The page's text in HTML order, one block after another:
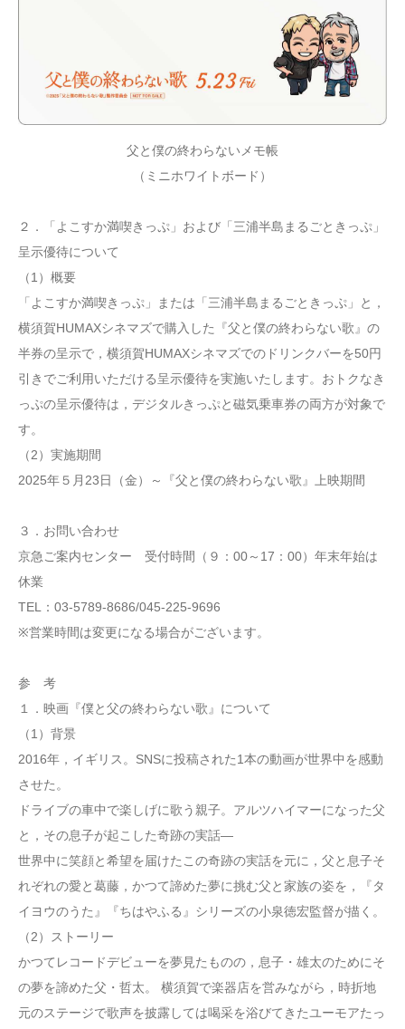
父と僕の終わらないメモ帳
（ミニホワイトボード）
２．「よこすか満喫きっぷ」および「三浦半島まるごときっぷ」
呈示優待について
（1）概要
「よこすか満喫きっぷ」または「三浦半島まるごときっぷ」と，
横須賀HUMAXシネマズで購入した『父と僕の終わらない歌』の
半券の呈示で，横須賀HUMAXシネマズでのドリンクバーを50円
引きでご利用いただける呈示優待を実施いたします。おトクなき
っぷの呈示優待は，デジタルきっぷと磁気乗車券の両方が対象で
す。
（2）実施期間
2025年５月23日（金）～『父と僕の終わらない歌』上映期間
３．お問い合わせ
京急ご案内センター 受付時間（９：00～17：00）年末年始は
休業
TEL：03-5789-8686/045-225-9696
※営業時間は変更になる場合がございます。
参 考
１．映画『僕と父の終わらない歌』について
（1）背景
2016年，イギリス。SNSに投稿された1本の動画が世界中を感動
させた。
ドライブの車中で楽しげに歌う親子。アルツハイマーになった父
と，その息子が起こした奇跡の実話―
世界中に笑顔と希望を届けたこの奇跡の実話を元に，父と息子そ
れぞれの愛と葛藤，かつて諦めた夢に挑む父と家族の姿を，『タ
イヨウのうた』『ちはやふる』シリーズの小泉徳宏監督が描く。
（2）ストーリー
かつてレコードデビューを夢見たものの，息子・雄太のためにそ
の夢を諦めた父・哲太。 横須賀で楽器店を営みながら，時折地
元のステージで歌声を披露しては喝采を浴びてきたユーモアたっ